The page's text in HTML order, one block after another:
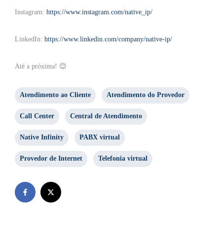
Instagram: https://www.instagram.com/native_ip/
LinkedIn: https://www.linkedin.com/company/native-ip/
Até a próxima! 😊
Atendimento ao Cliente Atendimento do Provedor
Call Center Central de Atendimento
Native Infinity PABX virtual
Provedor de Internet Telefonia virtual